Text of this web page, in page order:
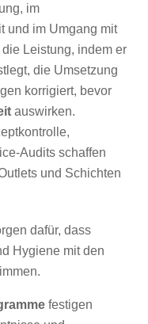
im
und im Umgang mit
Leistung, indem er
die Umsetzung
korrigiert, bevor
auswirken.
Audits schaffen
und Schichten
dafür, dass
Hygiene mit den
festigen